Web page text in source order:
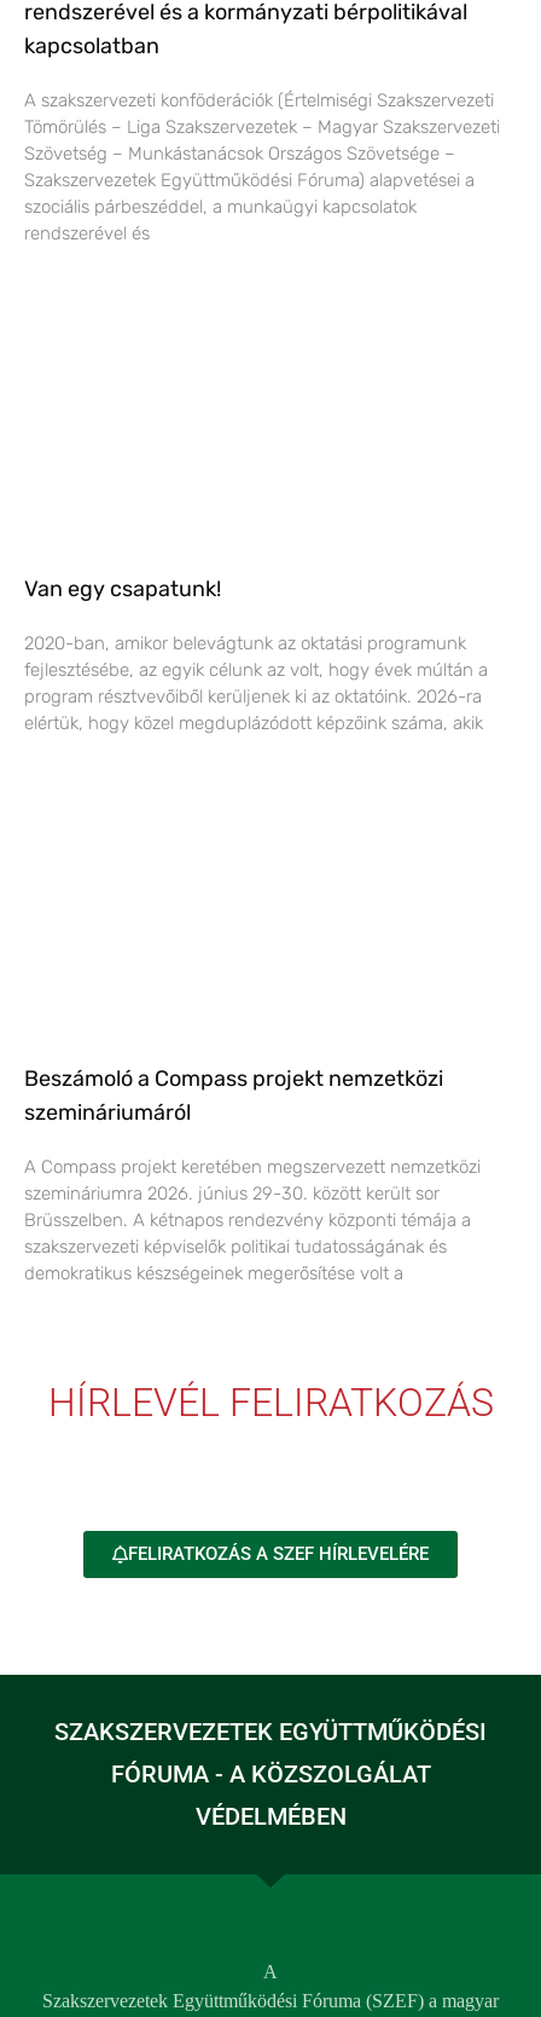
rendszerével és a kormányzati bérpolitikával
kapcsolatban
A szakszervezeti konföderációk (Értelmiségi Szakszervezeti
Tömörülés – Liga Szakszervezetek – Magyar Szakszervezeti
Szövetség – Munkástanácsok Országos Szövetsége –
Szakszervezetek Együttműködési Fóruma) alapvetései a
szociális párbeszéddel, a munkaügyi kapcsolatok
rendszerével és
Van egy csapatunk!
2020-ban, amikor belevágtunk az oktatási programunk
fejlesztésébe, az egyik célunk az volt, hogy évek múltán a
program résztvevőiből kerüljenek ki az oktatóink. 2026-ra
elértük, hogy közel megduplázódott képzőink száma, akik
Beszámoló a Compass projekt nemzetközi
szemináriumáról
A Compass projekt keretében megszervezett nemzetközi
szemináriumra 2026. június 29-30. között került sor
Brüsszelben. A kétnapos rendezvény központi témája a
szakszervezeti képviselők politikai tudatosságának és
demokratikus készségeinek megerősítése volt a
HÍRLEVÉL FELIRATKOZÁS
FELIRATKOZÁS A SZEF HÍRLEVELÉRE
SZAKSZERVEZETEK EGYÜTTMŰKÖDÉSI
FÓRUMA - A KÖZSZOLGÁLAT
VÉDELMÉBEN
A
Szakszervezetek Együttműködési Fóruma (SZEF) a magyar